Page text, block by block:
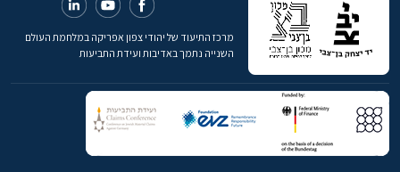
מרכז התיעוד של יהודי צפון אפריקה במלחמת העולם
השנייה נתמך באדיבות ועידת התביעות